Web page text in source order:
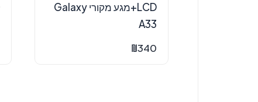
LCD+מגע מקורי Galaxy
A33
₪340